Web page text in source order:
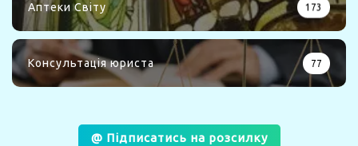
Аптеки Світу 173
Консультація юриста 77
@ Підписатись на розсилку